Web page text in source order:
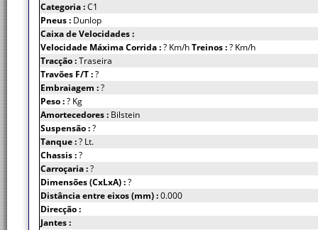
Categoria :C1
Pneus : Dunlop
Caixa de Velocidades :
Velocidade Máxima Corrida :? Km/hTreinos :? Km/h
Tracção :Traseira
Travões F/T :?
Embraiagem :?
Peso :? Kg
Amortecedores : Bilstein
Suspensão :?
Tanque :? Lt.
Chassis :?
Carroçaria :?
Dimensões (CxLxA) :?
Distância entre eixos (mm) :0.000
Direcção :
Jantes :